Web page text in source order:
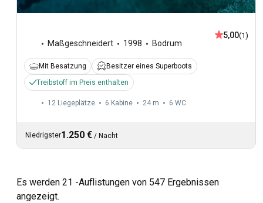
Maßgeschneidert 1998 Bodrum
5,00(1)
Mit Besatzung
Besitzer eines Superboots
Treibstoff im Preis enthalten
12 Liegeplätze 6 Kabine 24 m 6 WC
Niedrigster1.250 € / Nacht
Es werden 21 -Auflistungen von 547 Ergebnissen
angezeigt.